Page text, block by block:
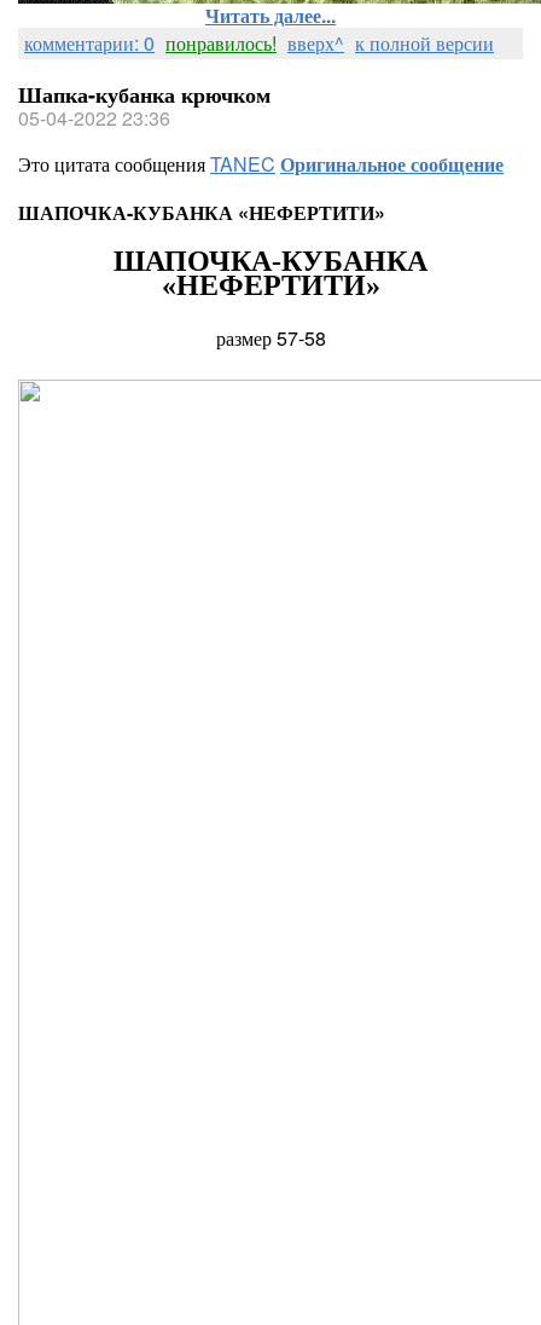
Читать далее...
комментарии: 0 понравилось! вверх^ к полной версии
Шапка-кубанка крючком
05-04-2022 23:36
Это цитата сообщенияTANEC Оригинальное сообщение
ШАПОЧКА-КУБАНКА «НЕФЕРТИТИ»
ШАПОЧКА-КУБАНКА
«НЕФЕРТИТИ»
размер 57-58